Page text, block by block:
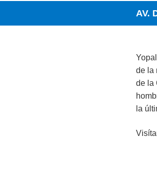
AV.
de la
de la
la